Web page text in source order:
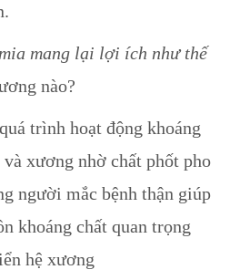
mang lại lợi ích như thế
nào?
trình hoạt động khoáng
và xương nhờ chất phốt pho
người mắc bệnh thận giúp
khoáng chất quan trọng
hệ xương